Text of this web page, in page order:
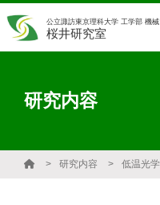
公立諏訪東京理科大学 工学部 機
桜井研究室
研究内容
研究内容 低温光